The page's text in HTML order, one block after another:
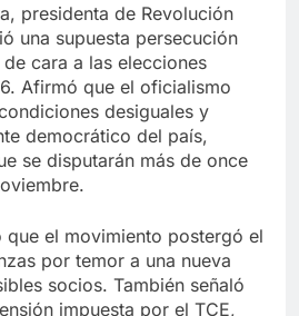
presidenta de Revolución
una supuesta persecución
cara a las elecciones
Afirmó que el oficialismo
desiguales y
democrático del país,
se disputarán más de once
el movimiento postergó el
por temor a una nueva
socios. También señaló
impuesta por el TCE,